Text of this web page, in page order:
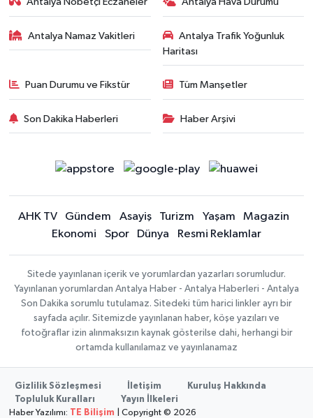
Antalya Namaz Vakitleri
Antalya Trafik Yoğunluk
Haritası
Puan Durumu ve Fikstür Tüm Manşetler
Son Dakika Haberleri Haber Arşivi
AHK TV Gündem Asayiş Turizm Yaşam
Magazin
Ekonomi
Spor Dünya Resmi Reklamlar
Sitede yayınlanan içerik ve yorumlardan yazarları sorumludur.
Yayınlanan yorumlardan Antalya Haber - Antalya Haberleri - Antalya
Son Dakika sorumlu tutulamaz. Sitedeki tüm harici linkler ayrı bir
sayfada açılır. Sitemizde yayınlanan haber, köşe yazıları ve
fotoğraflar izin alınmaksızın kaynak gösterilse dahi, herhangi bir
ortamda kullanılamaz ve yayınlanamaz
Gizlilik Sözleşmesi İletişim
Kuruluş Hakkında
Topluluk Kuralları
Yayın İlkeleri
Haber Yazılımı: TE Bilişim | Copyright © 2026